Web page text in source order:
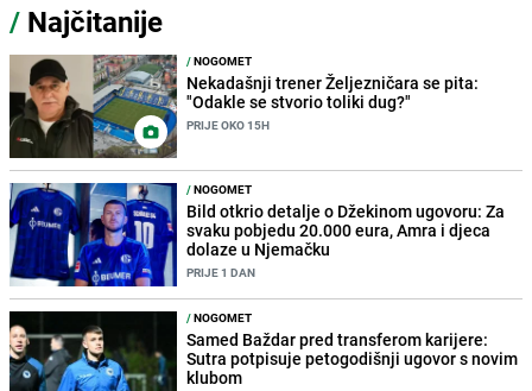
/ Najčitanije
/NOGOMET
Nekadašnji trener Željezničara se pita:
"Odakle se stvorio toliki dug?"
PRIJE OKO 15H
/NOGOMET
Bild otkrio detalje o Džekinom ugovoru: Za
svaku pobjedu 20.000 eura, Amra i djeca
dolaze u Njemačku
PRIJE 1 DAN
/NOGOMET
Samed Baždar pred transferom karijere:
Sutra potpisuje petogodišnji ugovor s novim
klubom